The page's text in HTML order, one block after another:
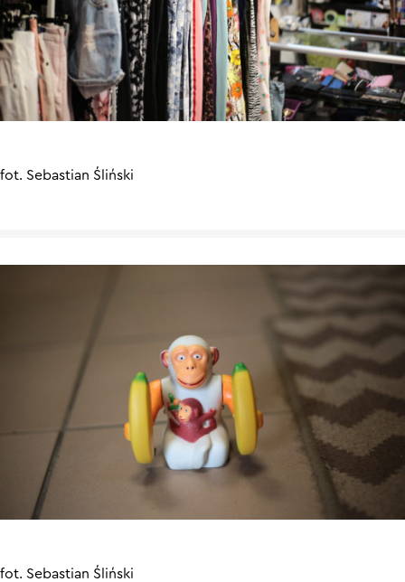
fot. Sebastian Śliński
fot. Sebastian Śliński